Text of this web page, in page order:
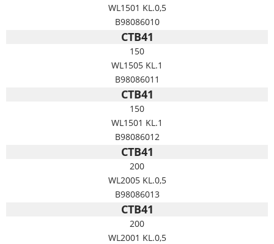
WL1501 KL.0,5
B98086010
CTB41
150
WL1505 KL.1
B98086011
CTB41
150
WL1501 KL.1
B98086012
CTB41
200
WL2005 KL.0,5
B98086013
CTB41
200
WL2001 KL.0,5